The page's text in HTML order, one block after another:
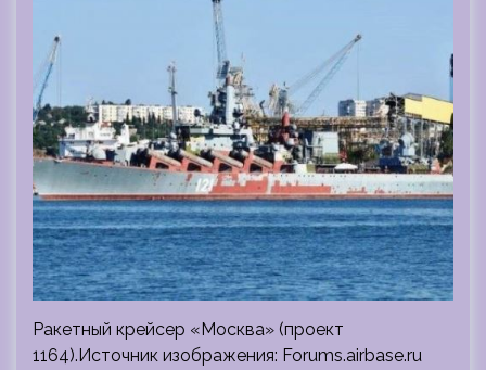
Ракетный крейсер «Москва» (проект
1164).Источник изображения: Forums.airbase.ru